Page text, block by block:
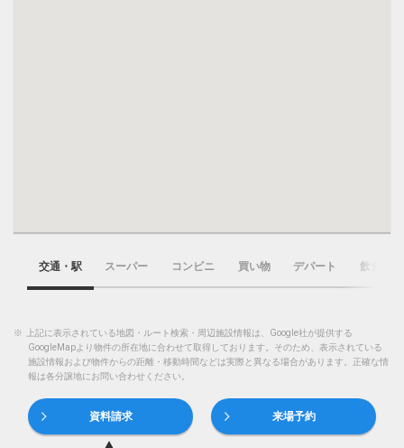
交通・駅 スーパー コンビニ 買い物 デパート 飲食店
※
上記に表示されている地図・ルート検索・周辺施設情報は、Google社が提供する
GoogleMapより物件の所在地に合わせて取得しております。そのため、表示されている
施設情報および物件からの距離・移動時間などは実際と異なる場合があります。正確な情
報は各分譲地にお問い合わせください。
資料請求 来場予約